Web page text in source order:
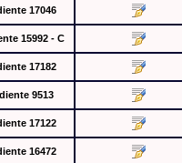
17046
15992 - C
17182
9513
17122
16472